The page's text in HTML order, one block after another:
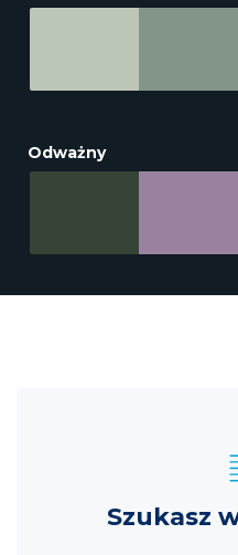
Odważny
Szukasz